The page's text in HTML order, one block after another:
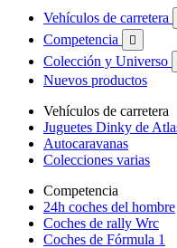
Vehículos de carretera
Competencia 
Colección y Universo
Nuevos productos
Vehículos de carretera
Juguetes Dinky de
Autocaravanas
Colecciones varias
Competencia
24h coches del hombre
Coches de rally Wrc
Coches de Fórmula 1